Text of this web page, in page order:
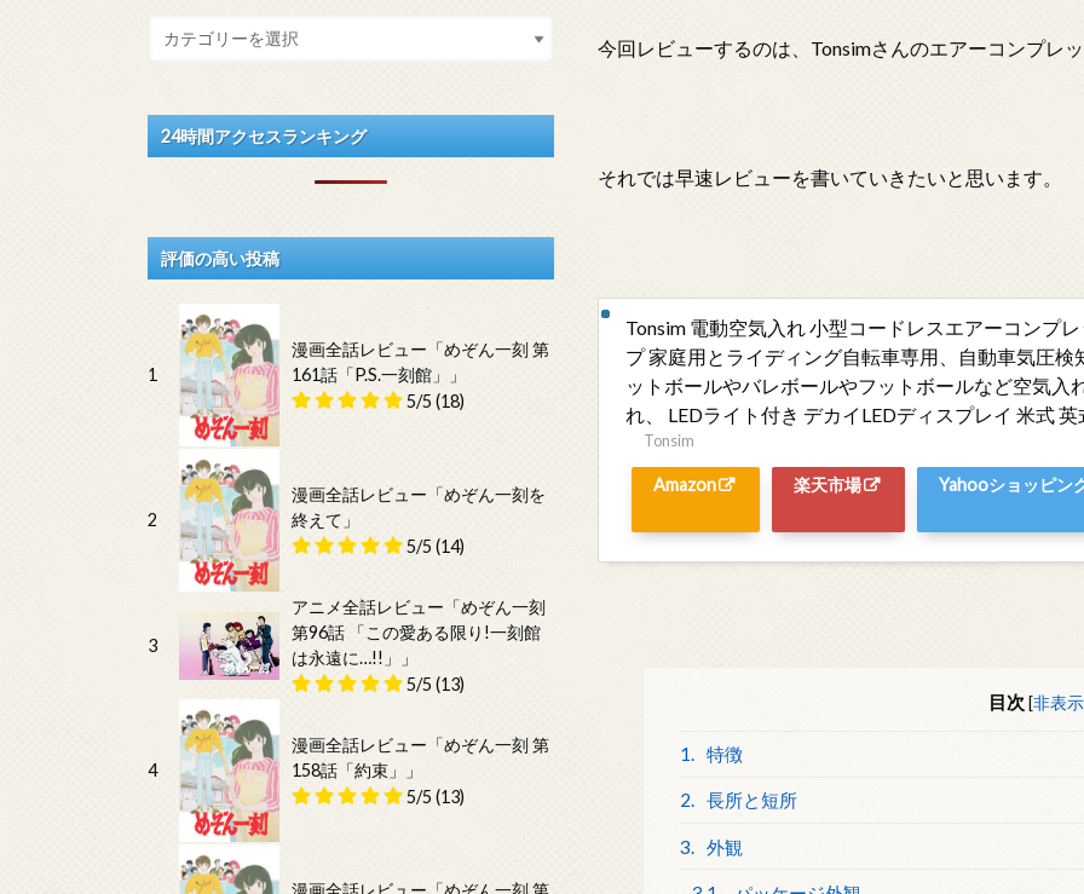
今回レビューするのは、Tonsimさんのエアーコンプレ
それでは早速レビューを書いていきたいと思います。
Tonsim 電動空気入れ 小型コードレスエアーコンプ
プ 家庭用とライディング自転車専用、自動車気圧検
ットボールやバレボールやフットボールなど空気入
れ、 LEDライト付き デカイLEDディスプレイ 米式
Tonsim
Amazon 楽天市場 Yahooショッピン
目次 [非表示
1. 特徴
2. 長所と短所
3. 外観
24時間アクセスランキング
評価の高い投稿
1
漫画全話レビュー「めぞん一刻 第
161話「P.S.一刻館」」
5/5 (18)
2
漫画全話レビュー「めぞん一刻を
終えて」
5/5 (14)
3
アニメ全話レビュー「めぞん一刻
第96話 「この愛ある限り!一刻館
は永遠に…!!」」
5/5 (13)
4
漫画全話レビュー「めぞん一刻 第
158話「約束」」
5/5 (13)